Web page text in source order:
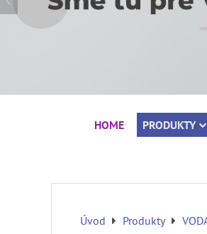
HOME PRODUKTY
Úvod Produkty